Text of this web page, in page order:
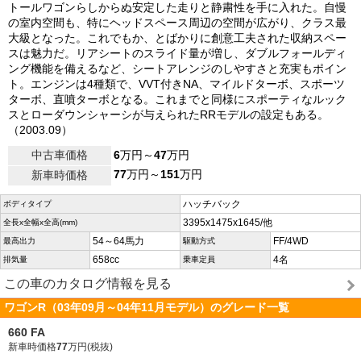
トールワゴンらしからぬ安定した走りと静粛性を手に入れた。自慢
の室内空間も、特にヘッドスペース周辺の空間が広がり、クラス最
大級となった。これでもか、とばかりに創意工夫された収納スペー
スは魅力だ。リアシートのスライド量が増し、ダブルフォールディ
ング機能を備えるなど、シートアレンジのしやすさと充実もポイン
ト。エンジンは4種類で、VVT付きNA、マイルドターボ、スポーツ
ターボ、直噴ターボとなる。これまでと同様にスポーティなルック
スとローダウンシャーシが与えられたRRモデルの設定もある。
（2003.09）
中古車価格
6万円～47万円
新車時価格
77万円～151万円
ボディタイプ ハッチバック
全長x全幅x全高(mm) 3395x1475x1645/他
最高出力 54～64馬力 駆動方式 FF/4WD
排気量 658cc 乗車定員 4名
この車のカタログ情報を見る
ワゴンR（03年09月～04年11月モデル）のグレード一覧
660 FA
新車時価格77万円(税抜)